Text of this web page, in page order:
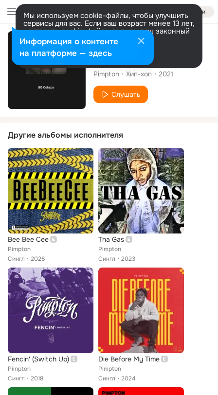
Войти
Мы используем cookie-файлы, чтобы улучшить
сервисы для вас. Если ваш возраст менее 13 лет,
настроить cookie-файлы должен ваш законный
представитель. Больше информации
Разрешить все Настроить
Сингл
95 Octane
Pimpton Хип-хоп 2021
Слушать
Другие альбомы исполнителя
Bee Bee Cee
Pimpton
Сингл
2026
Tha Gas
Pimpton
Сингл
2023
Fencin' (Switch Up)
Pimpton
Сингл
2018
Die Before My Time
Pimpton
Сингл
2024
Информация о контенте
на платформе — здесь